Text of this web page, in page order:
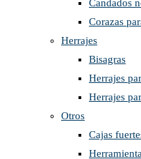
Candados
Corazas
Herrajes
Bisagras
Herrajes
Herrajes
Otros
Cajas